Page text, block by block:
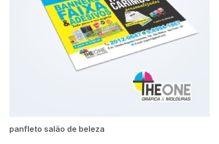
panfleto salão de beleza